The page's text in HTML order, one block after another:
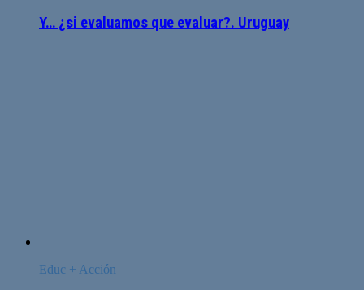
Y… ¿si evaluamos que evaluar?. Uruguay
Educ + Acción